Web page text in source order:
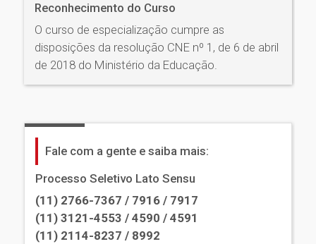
Reconhecimento do Curso
O curso de especialização cumpre as
disposições da resolução CNE nº 1, de 6 de abril
de 2018 do Ministério da Educação.
Fale com a gente e saiba mais:
Processo Seletivo Lato Sensu
(11) 2766-7367 / 7916 / 7917
(11) 3121-4553 / 4590 / 4591
(11) 2114-8237 / 8992